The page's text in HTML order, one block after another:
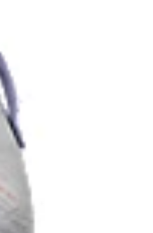
reduces